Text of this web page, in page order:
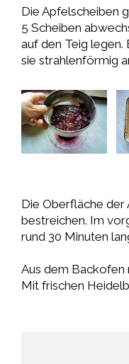
Die Apfelscheiben
5 Scheiben
auf den Teig legen.
sie strahlenförmig
Die Oberfläche
bestreichen. Im
rund 30 Minuten
Aus dem Backofen
Mit frischen